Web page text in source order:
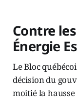
Contre
Énergie
Le Bloc
décision du
moitié la